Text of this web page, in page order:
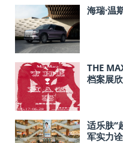
海瑞·温
THE
档案展
适乐肤“
军实力